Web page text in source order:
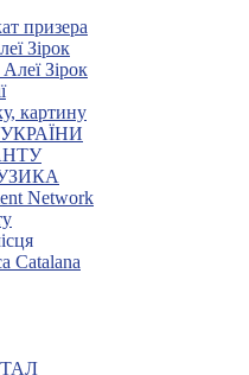
призера
Зірок
Зірок
картину
Network
Catalana